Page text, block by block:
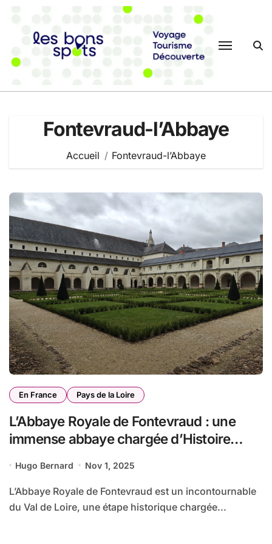
contenu
Fontevraud-l’Abbaye
Accueil Fontevraud-l’Abbaye
En France Pays de la Loire
L’Abbaye Royale de Fontevraud : une
immense abbaye chargée d’Histoire
Hugo Bernard Nov 1, 2025
L’Abbaye Royale de Fontevraud est un incontournable
du Val de Loire, une étape historique chargée...